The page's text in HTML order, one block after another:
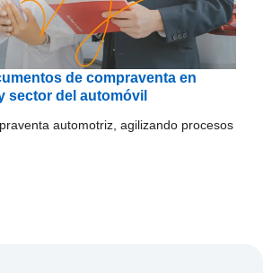
de compraventa en
sector del automóvil
automotriz, agilizando procesos